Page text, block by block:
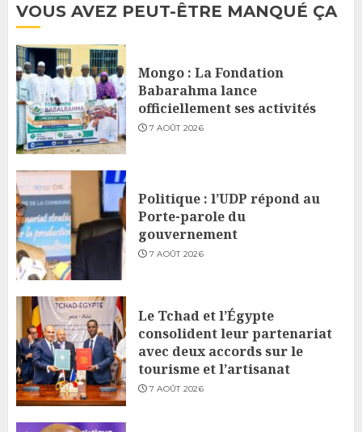
VOUS AVEZ PEUT-ÊTRE MANQUÉ ÇA
Mongo : La Fondation
Babarahma lance
officiellement ses activités
7 AOÛT 2026
Politique : l’UDP répond au
Porte-parole du
gouvernement
7 AOÛT 2026
Le Tchad et l’Égypte
consolident leur partenariat
avec deux accords sur le
tourisme et l’artisanat
7 AOÛT 2026